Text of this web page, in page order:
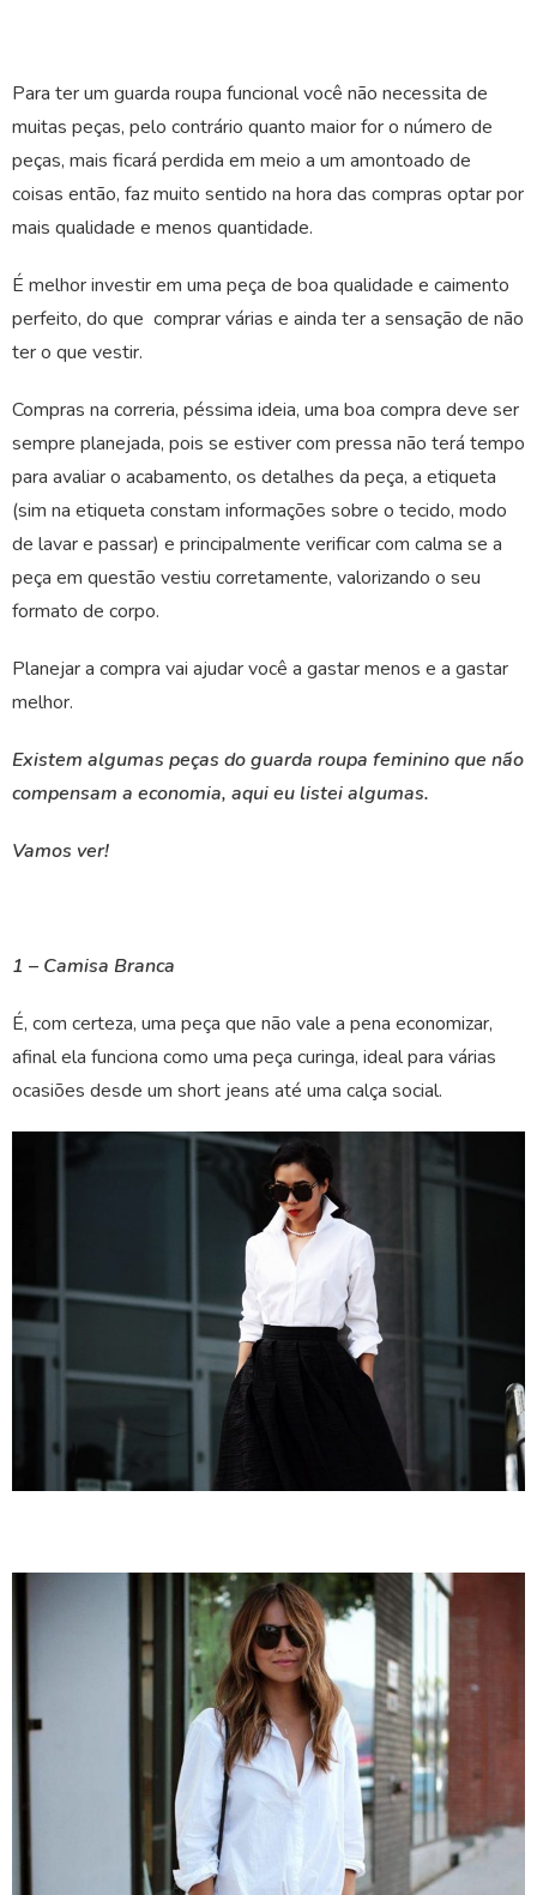
Para ter um guarda roupa funcional você não necessita de
muitas peças, pelo contrário quanto maior for o número de
peças, mais ficará perdida em meio a um amontoado de
coisas então, faz muito sentido na hora das compras optar por
mais qualidade e menos quantidade.
É melhor investir em uma peça de boa qualidade e caimento
perfeito, do que comprar várias e ainda ter a sensação de não
ter o que vestir.
Compras na correria, péssima ideia, uma boa compra deve ser
sempre planejada, pois se estiver com pressa não terá tempo
para avaliar o acabamento, os detalhes da peça, a etiqueta
(sim na etiqueta constam informações sobre o tecido, modo
de lavar e passar) e principalmente verificar com calma se a
peça em questão vestiu corretamente, valorizando o seu
formato de corpo.
Planejar a compra vai ajudar você a gastar menos e a gastar
melhor.
Existem algumas peças do guarda roupa feminino que não
compensam a economia, aqui eu listei algumas.
Vamos ver!
1 – Camisa Branca
É, com certeza, uma peça que não vale a pena economizar,
afinal ela funciona como uma peça curinga, ideal para várias
ocasiões desde um short jeans até uma calça social.